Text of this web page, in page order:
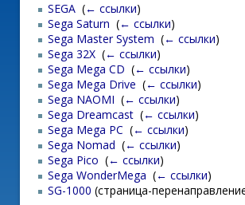
SEGA (← ссылки)
Sega Saturn (← ссылки)
Sega Master System (← ссылки)
Sega 32X (← ссылки)
Sega Mega CD (← ссылки)
Sega Mega Drive (← ссылки)
Sega NAOMI (← ссылки)
Sega Dreamcast (← ссылки)
Sega Mega PC (← ссылки)
Sega Nomad (← ссылки)
Sega Pico (← ссылки)
Sega WonderMega (← ссылки)
SG-1000 (страница-